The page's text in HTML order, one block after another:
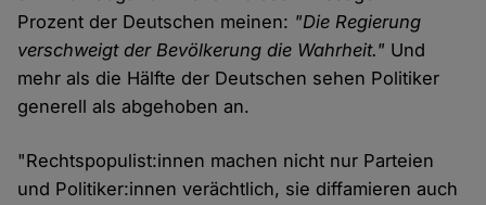
Prozent der Deutschen meinen: "Die Regierung
verschweigt der Bevölkerung die Wahrheit." Und
mehr als die Hälfte der Deutschen sehen Politiker
generell als abgehoben an.
"Rechtspopulist:innen machen nicht nur Parteien
und Politiker:innen verächtlich, sie diffamieren auch